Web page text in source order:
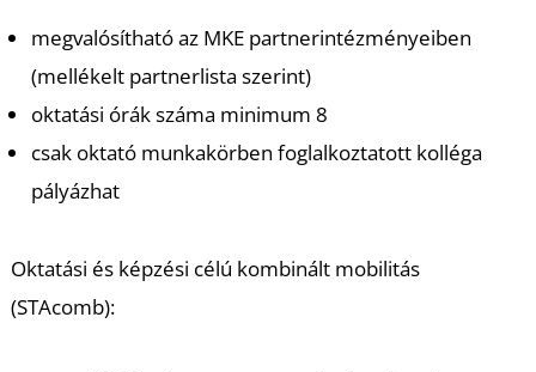
megvalósítható az MKE partnerintézményeiben
(mellékelt partnerlista szerint)
oktatási órák száma minimum 8
csak oktató munkakörben foglalkoztatott kolléga
pályázhat
Oktatási és képzési célú kombinált mobilitás
(STAcomb):